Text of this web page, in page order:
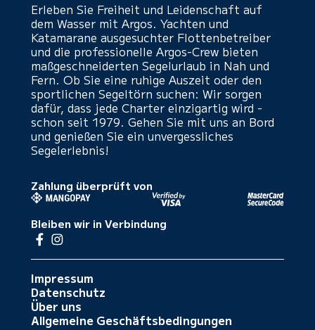
Erleben Sie Freiheit und Leidenschaft auf
dem Wasser mit Argos. Yachten und
Katamarane ausgesuchter Flottenbetreiber
und die professionelle Argos-Crew bieten
maßgeschneiderten Segelurlaub in Nah und
Fern. Ob Sie eine ruhige Auszeit oder den
sportlichen Segeltörn suchen: Wir sorgen
dafür, dass jede Charter einzigartig wird -
schon seit 1979. Gehen Sie mit uns an Bord
und genießen Sie ein unvergessliches
Segelerlebnis!
Zahlung überprüft von
Bleiben wir in Verbindung
Impressum
Datenschutz
Über uns
Allgemeine Geschäftsbedingungen